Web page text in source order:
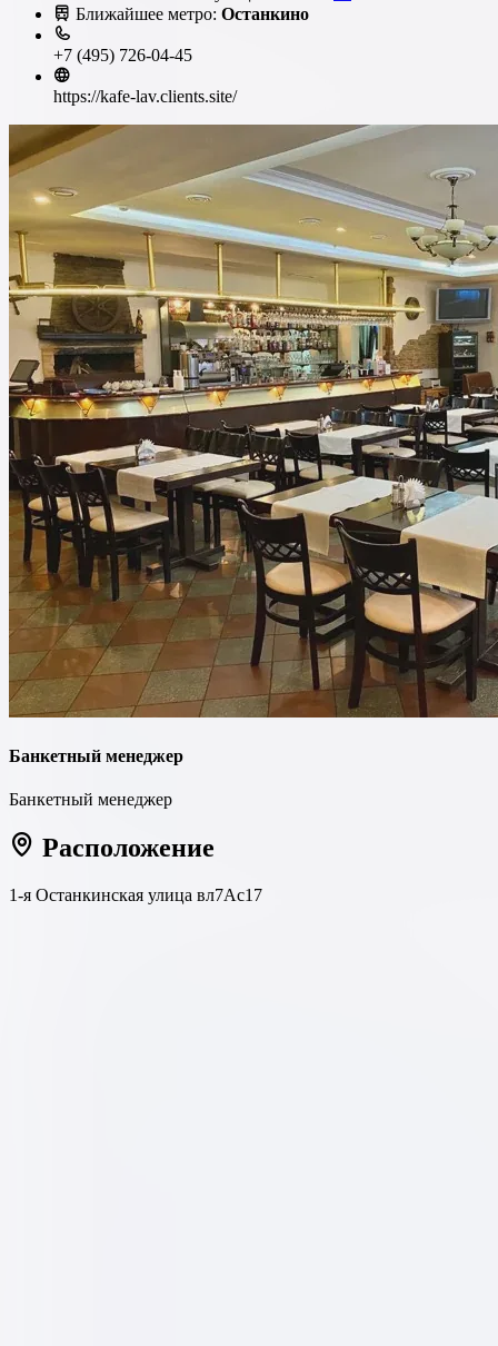
Ближайшее метро: Останкино
+7 (495) 726-04-45
https://kafe-lav.clients.site/
Банкетный менеджер
Банкетный менеджер
Расположение
1-я Останкинская улица вл7Ас17